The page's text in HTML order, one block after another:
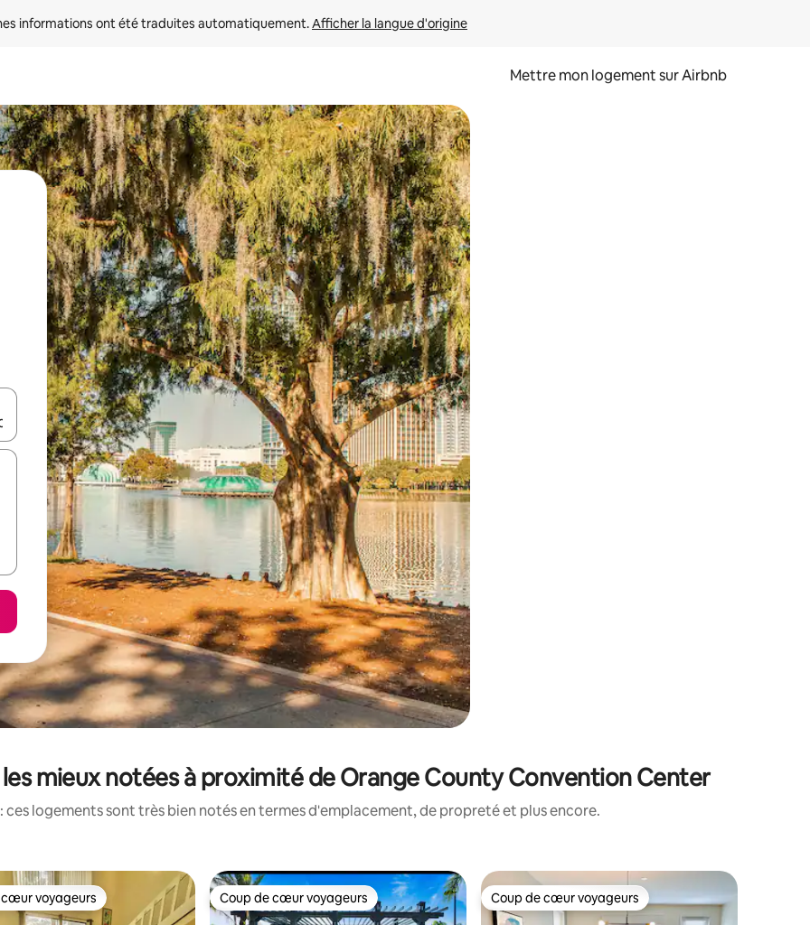
informations ont été traduites automatiquement. Afficher la langue d'origine
Mettre mon logement sur Airbnb
le haut et vers le bas pour les parcourir ou en appuyant et en faisant glisser.
mieux notées à proximité de Orange County Convention Center
ces logements sont très bien notés en termes d'emplacement, de propreté et plus encore.
cœur voyageurs
voyageurs Coup de cœur voyageurs
Coup de cœur voyageurs Coup de cœur voyageurs
Coup de cœur voyageurs